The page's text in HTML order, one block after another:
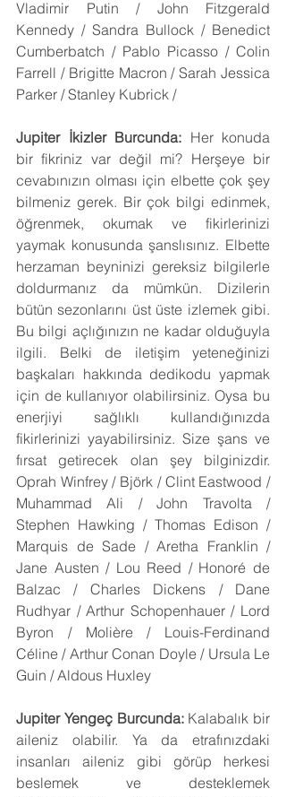
Vladimir Putin / John Fitzgerald
Kennedy / Sandra Bullock / Benedict
Cumberbatch / Pablo Picasso / Colin
Farrell / Brigitte Macron / Sarah Jessica
Parker / Stanley Kubrick /
Jupiter İkizler Burcunda: Her konuda
bir fikriniz var değil mi? Herşeye bir
cevabınızın olması için elbette çok şey
bilmeniz gerek. Bir çok bilgi edinmek,
öğrenmek, okumak ve fikirlerinizi
yaymak konusunda şanslısınız. Elbette
herzaman beyninizi gereksiz bilgilerle
doldurmanız da mümkün. Dizilerin
bütün sezonlarını üst üste izlemek gibi.
Bu bilgi açlığınızın ne kadar olduğuyla
ilgili. Belki de iletişim yeteneğinizi
başkaları hakkında dedikodu yapmak
için de kullanıyor olabilirsiniz. Oysa bu
enerjiyi sağlıklı kullandığınızda
fikirlerinizi yayabilirsiniz. Size şans ve
fırsat getirecek olan şey bilginizdir.
Oprah Winfrey / Björk / Clint Eastwood /
Muhammad Ali / John Travolta /
Stephen Hawking / Thomas Edison /
Marquis de Sade / Aretha Franklin /
Jane Austen / Lou Reed / Honoré de
Balzac / Charles Dickens / Dane
Rudhyar / Arthur Schopenhauer / Lord
Byron / Molière / Louis-Ferdinand
Céline / Arthur Conan Doyle / Ursula Le
Guin / Aldous Huxley
Jupiter Yengeç Burcunda: Kalabalık bir
aileniz olabilir. Ya da etrafınızdaki
insanları aileniz gibi görüp herkesi
beslemek ve desteklemek